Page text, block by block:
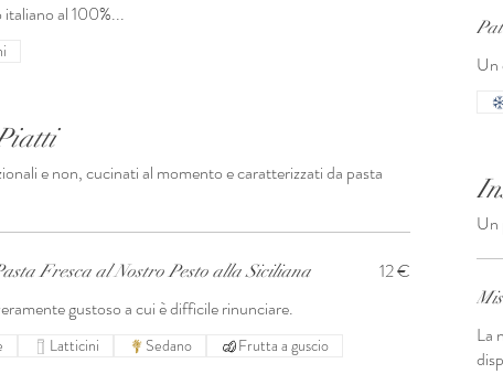
italiano al 100%...
e non, cucinati al momento e caratterizzati da pasta
Fresca al Nostro Pesto alla Siciliana
gustoso a cui è difficile rinunciare.
12 €
Latticini Sedano Frutta a guscio
Un
Un
La